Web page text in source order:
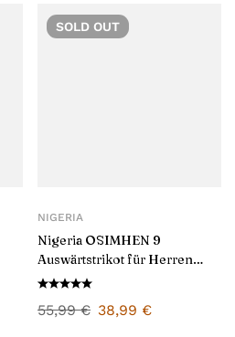
SOLD OUT
NIGERIA
Nigeria OSIMHEN 9
Auswärtstrikot für Herren
2024/25
55,99€ 38,99 €